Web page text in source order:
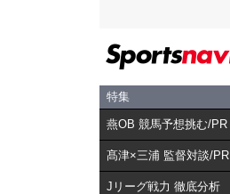
特集
燕OB 競馬予想挑む/PR
髙津×三浦 監督対談/PR
Jリーグ戦力 徹底分析